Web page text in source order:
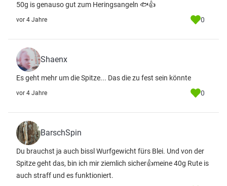
50g is genauso gut zum Heringsangeln 🐟👍
vor 4 Jahre 0
Shaenx
Es geht mehr um die Spitze... Das die zu fest sein könnte
vor 4 Jahre 0
BarschSpin
Du brauchst ja auch bissl Wurfgewicht fürs Blei. Und von der
Spitze geht das, bin ich mir ziemlich sicher👍meine 40g Rute is
auch straff und es funktioniert.